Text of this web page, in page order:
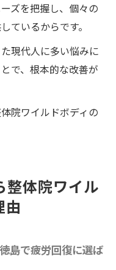
肩こりが楽になる
ディが肩こりケア
体事情
る最新情報
を探すコツ
ト
ドボディを賢く利
ズを把握し、個々の
ているからです。
現代人に多い悩みに
で、根本的な改善が
院ワイルドボディの
整体院ワイル
由
島で疲労回復に選ば